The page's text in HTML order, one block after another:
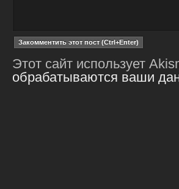
Этот сайт использует
обрабатываются ваши